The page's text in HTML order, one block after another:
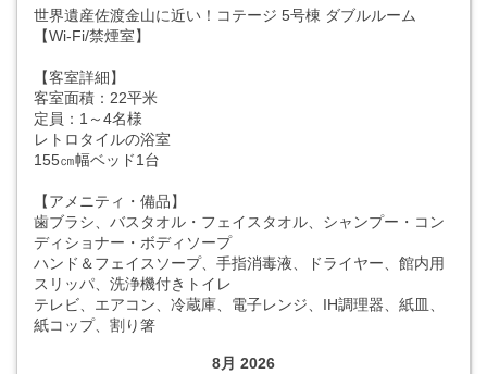
世界遺産佐渡金山に近い！コテージ 5号棟 ダブルルーム
【Wi-Fi/禁煙室】
【客室詳細】
客室面積：22平米
定員：1～4名様
レトロタイルの浴室
155㎝幅ベッド1台
【アメニティ・備品】
歯ブラシ、バスタオル・フェイスタオル、シャンプー・コン
ディショナー・ボディソープ
ハンド＆フェイスソープ、手指消毒液、ドライヤー、館内用
スリッパ、洗浄機付きトイレ
テレビ、エアコン、冷蔵庫、電子レンジ、IH調理器、紙皿、
紙コップ、割り箸
8月 2026